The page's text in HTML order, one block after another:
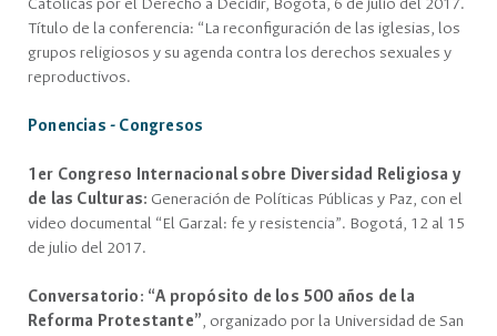
Católicas por el Derecho a Decidir, Bogotá, 6 de julio del 2017.
Título de la conferencia: “La reconfiguración de las iglesias, los
grupos religiosos y su agenda contra los derechos sexuales y
reproductivos.
Ponencias - Congresos
1er Congreso Internacional sobre Diversidad Religiosa y
de las Culturas: Generación de Políticas Públicas y Paz, con el
video documental “El Garzal: fe y resistencia”. Bogotá, 12 al 15
de julio del 2017.
Conversatorio: “A propósito de los 500 años de la
Reforma Protestante”, organizado por la Universidad de San